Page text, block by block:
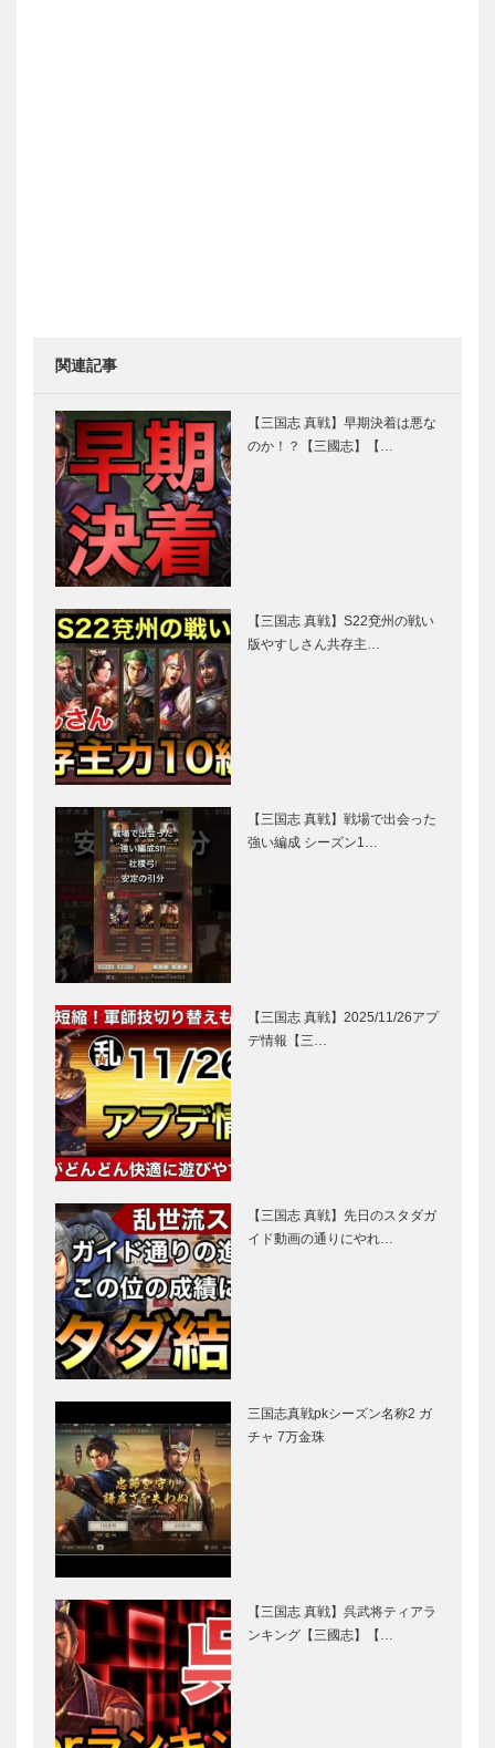
関連記事
【三国志 真戦】早期決着は悪な
のか！？【三國志】【…
【三国志 真戦】S22兗州の戦い
版やすしさん共存主…
【三国志 真戦】戦場で出会った
強い編成 シーズン1…
【三国志 真戦】2025/11/26アプ
デ情報【三…
【三国志 真戦】先日のスタダガ
イド動画の通りにやれ…
三国志真戦pkシーズン名称2 ガ
チャ 7万金珠
【三国志 真戦】呉武将ティアラ
ンキング【三國志】【…